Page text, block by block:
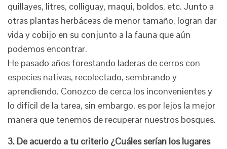
quillayes, litres, colliguay, maqui, boldos, etc. Junto a
otras plantas herbáceas de menor tamaño, logran dar
vida y cobijo en su conjunto a la fauna que aún
podemos encontrar.
He pasado años forestando laderas de cerros con
especies nativas, recolectado, sembrando y
aprendiendo. Conozco de cerca los inconvenientes y
lo difícil de la tarea, sin embargo, es por lejos la mejor
manera que tenemos de recuperar nuestros bosques.
3. De acuerdo a tu criterio ¿Cuáles serían los lugares